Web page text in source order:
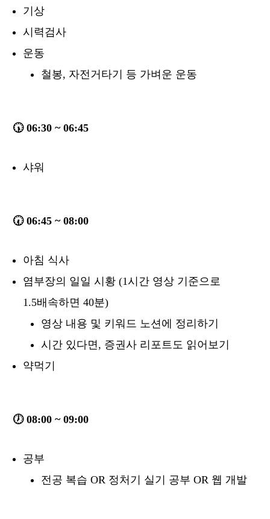
기상
시력검사
운동
철봉, 자전거타기 등 가벼운 운동
🕠 06:30 ~ 06:45
샤워
🕢 06:45 ~ 08:00
아침 식사
염부장의 일일 시황 (1시간 영상 기준으로
1.5배속하면 40분)
영상 내용 및 키워드 노션에 정리하기
시간 있다면, 증권사 리포트도 읽어보기
약먹기
🕖 08:00 ~ 09:00
공부
전공 복습 OR 정처기 실기 공부 OR 웹 개발